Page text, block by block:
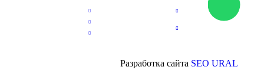
Разработка сайта SEO URAL